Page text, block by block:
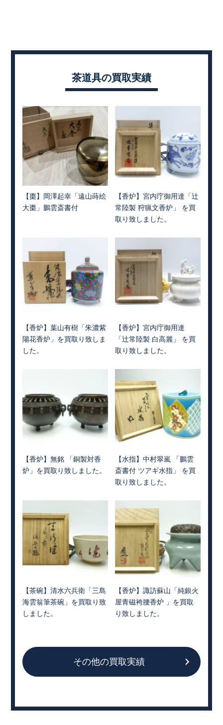
茶道具の買取実績
【棗】岡澤起幸「遠山蒔絵
大棗」鵬雲斎書付
【香炉】宮内庁御用達「辻
常陸製 狩猟文香炉」 を買
取り致しました。
【香炉】葉山有樹「朱濃紫
陽花香炉」を買取り致しま
した。
【香炉】宮内庁御用達
「辻常陸製 白高麗」 を買
取り致しました。
【香炉】無銘 「銅製対香
炉」を買取り致しました。
【水指】中村翠嵐 「鵬雲
斎書付 ツアギ水指」 を買
取り致しました。
【茶碗】清水六兵衛「三島
海雲翁筆茶碗」を買取り致
しました。
【香炉】諏訪蘇山「純銀火
屋青磁袴腰香炉 」を買取
り致しました。
その他の買取実績